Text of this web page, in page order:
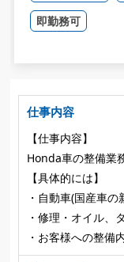
即勤務可
仕事内容
【仕事内容】
Honda車の整備業
【具体的には】
・自動車(国産車
・修理・オイル、
・お客様への整備